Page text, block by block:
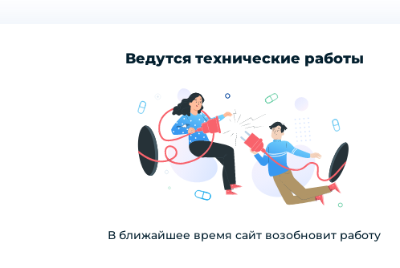
Ведутся технические работы
В ближайшее время сайт возобновит работу